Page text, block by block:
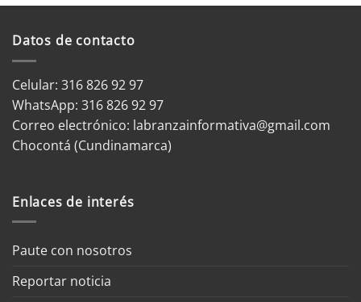
Datos de contacto
Celular: 316 826 92 97
WhatsApp: 316 826 92 97
Correo electrónico: labranzainformativa@gmail.com
Chocontá (Cundinamarca)
Enlaces de interés
Paute con nosotros
Reportar noticia